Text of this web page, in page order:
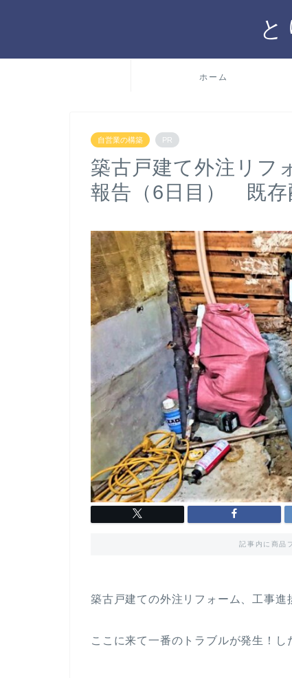
ホーム
自営業の構築 PR
築古戸建て外注リフ
報告（6日目） 既存
記事内に商品
築古戸建ての外注リフォーム、工事進
ここに来て一番のトラブルが発生！し